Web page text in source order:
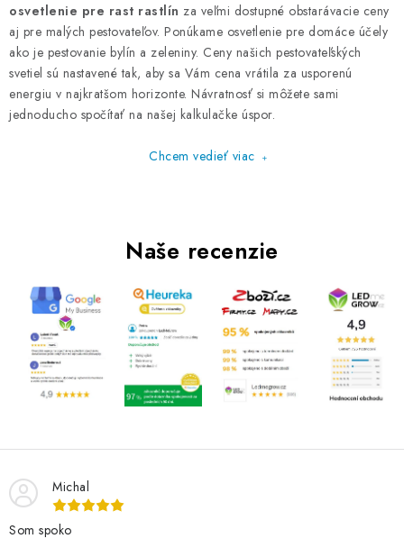
osvetlenie pre rast rastlín za veľmi dostupné obstarávacie ceny
aj pre malých pestovateľov. Ponúkame osvetlenie pre domáce účely
ako je pestovanie bylín a zeleniny. Ceny našich pestovateľských
svetiel sú nastavené tak, aby sa Vám cena vrátila za usporenú
energiu v najkratšom horizonte. Návratnosť si môžete sami
jednoducho spočítať na našej kalkulačke úspor.
Chcem vedieť viac
Naše recenzie
Michal
Som spoko